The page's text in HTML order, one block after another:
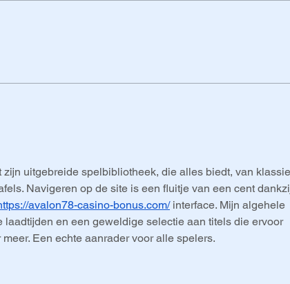
de cao jou gebracht?
uitgebreide spelbibliotheek, die alles biedt, van
Navigeren op de site is een fluitje van een cent
avalon78-casino-bonus.com/ interface. Mijn algehele
laadtijden en een geweldige selectie aan titels die ervoor
Een echte aanrader voor alle spelers.